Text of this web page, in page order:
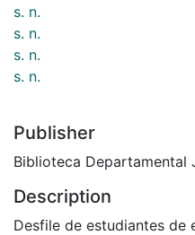
s. n.
s. n.
s. n.
s. n.
Publisher
Biblioteca Departamental
Description
Desfile de estudiantes de